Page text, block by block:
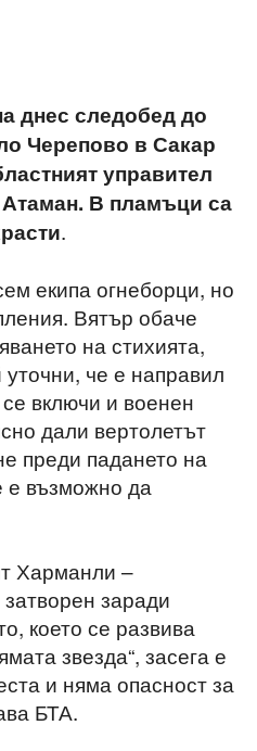
днес следобед до
Черепово в Сакар
управител
В пламъци са
.
екипа огнеборци, но
Вятър обаче
на стихията,
че е направил
включи и военен
дали вертолетът
преди падането на
е възможно да
Харманли –
заради
което се развива
звезда“, засега е
и няма опасност за
БТА.